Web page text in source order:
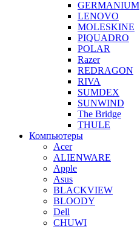
GERMANIUM
LENOVO
MOLESKINE
PIQUADRO
POLAR
Razer
REDRAGON
RIVA
SUMDEX
SUNWIND
The Bridge
THULE
Компьютеры
Acer
ALIENWARE
Apple
Asus
BLACKVIEW
BLOODY
Dell
CHUWI